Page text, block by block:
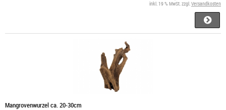
inkl. 19 % MwSt. zzgl. Versandkosten
Mangrovenwurzel ca. 20-30cm